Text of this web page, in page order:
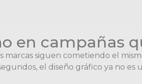
en campañas
siguen cometiendo el
el diseño gráfico ya no